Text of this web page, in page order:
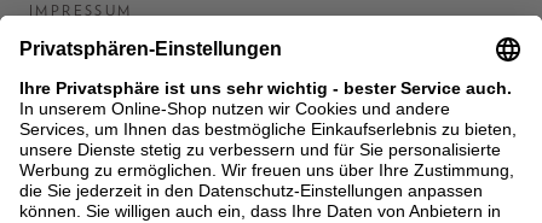
IMPRESSUM
BARRIEREFREIHEITSERKLÄRUNG
KONTAKT
COOKIES
MEN'S WORLD: BRAUN HAMBURG